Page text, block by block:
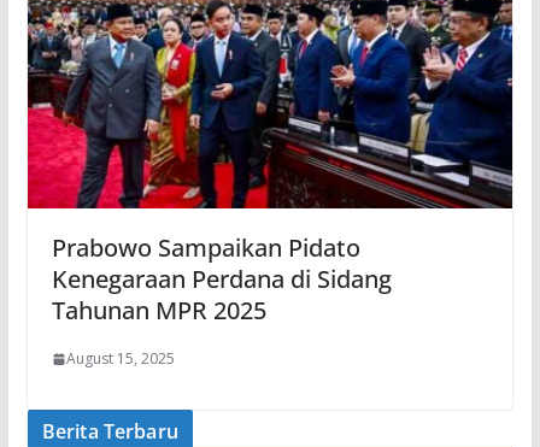
Prabowo Sampaikan Pidato
Kenegaraan Perdana di Sidang
Tahunan MPR 2025
August 15, 2025
Berita Terbaru